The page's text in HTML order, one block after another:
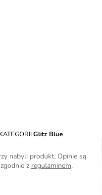
Glitz Blue
nabyli produkt. Opinie są
z regulaminem.